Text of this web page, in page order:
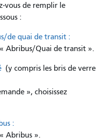
vous de remplir le
:
de quai de transit :
Abribus/Quai de transit ».
(y compris les bris de verre
», choisissez
:
Abribus ».